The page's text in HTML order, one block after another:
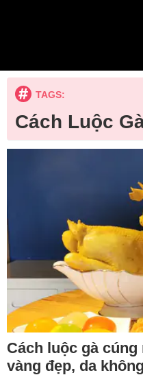
TAGS:
Cách Luộc
Cách luộc gà
vàng đẹp, da